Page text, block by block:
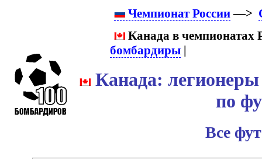
Чемпионат России—>
Канада в чемпионатах
бомбардиры |
Канада: легионеры
по
Все